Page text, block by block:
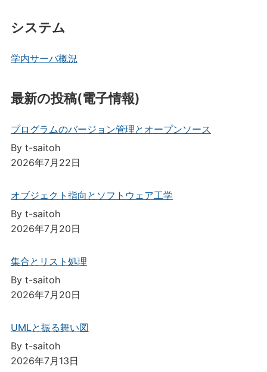
システム
学内サーバ概況
最新の投稿(電子情報)
プログラムのバージョン管理とオープンソース
By t-saitoh
2026年7月22日
オブジェクト指向とソフトウェア工学
By t-saitoh
2026年7月20日
集合とリスト処理
By t-saitoh
2026年7月20日
UMLと振る舞い図
By t-saitoh
2026年7月13日